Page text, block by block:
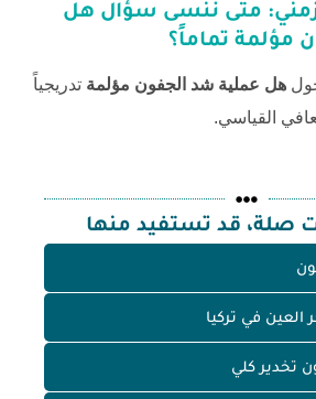
متى ننسى سؤال هل
مؤلمة تماماً؟
هل عملية شد الجفون مؤلمة تدريجياً
القياسي.
صلة، قد تستفيد منها
في تركيا
تخدير كلي